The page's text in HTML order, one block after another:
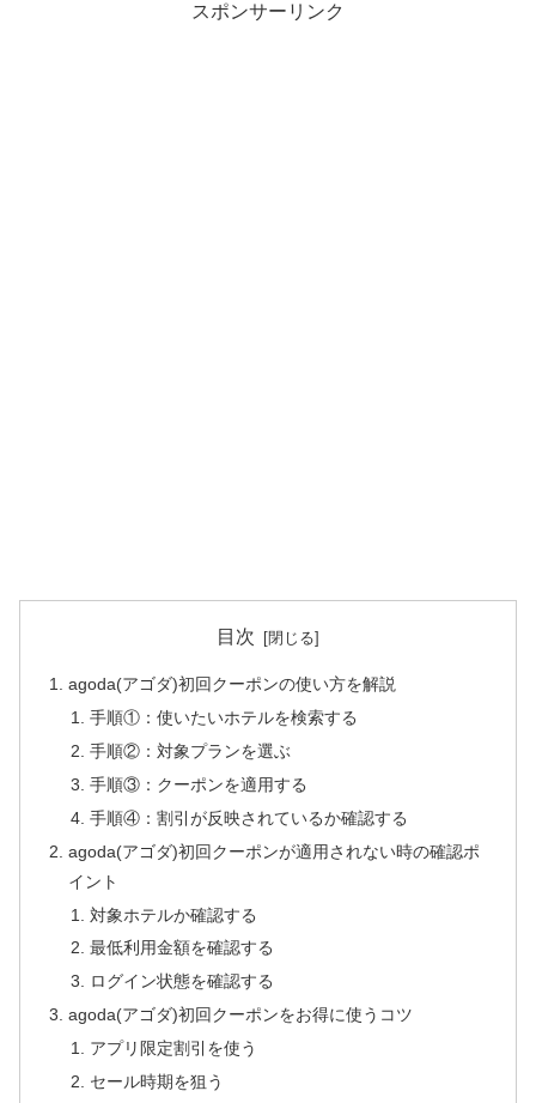
スポンサーリンク
目次
agoda(アゴダ)初回クーポンの使い方を解説
手順①：使いたいホテルを検索する
手順②：対象プランを選ぶ
手順③：クーポンを適用する
手順④：割引が反映されているか確認する
agoda(アゴダ)初回クーポンが適用されない時の確認ポ
イント
対象ホテルか確認する
最低利用金額を確認する
ログイン状態を確認する
agoda(アゴダ)初回クーポンをお得に使うコツ
アプリ限定割引を使う
セール時期を狙う